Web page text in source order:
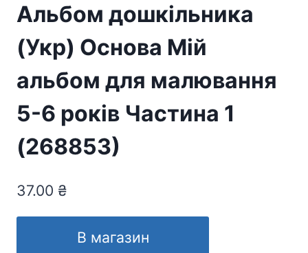
Альбом дошкільника
(Укр) Основа Мій
альбом для малювання
5-6 років Частина 1
(268853)
37.00 ₴
В магазин